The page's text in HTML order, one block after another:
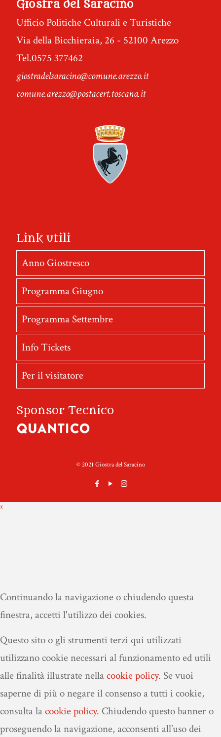
Giostra del Saracino
Ufficio Politiche Culturali e Turistiche
Via della Bicchieraia, 26 - 52100 Arezzo
Tel.0575 377462
giostradelsaracino@comune.arezzo.it
comune.arezzo@postacert.toscana.it
Link utili
Anno Giostresco
Programma Giugno
Programma Settembre
Info Tickets
Per il visitatore
Sponsor Tecnico
© 2021 Giostra del Saracino
x
Continuando la navigazione o chiudendo questa
finestra, accetti l'utilizzo dei cookies.
Questo sito o gli strumenti terzi qui utilizzati
utilizzano cookie necessari al funzionamento ed utili
alle finalità illustrate nellacookie policy. Se vuoi
saperne di più o negare il consenso a tutti i cookie,
consulta lacookie policy. Chiudendo questo banner o
proseguendo la navigazione, acconsenti all’uso dei